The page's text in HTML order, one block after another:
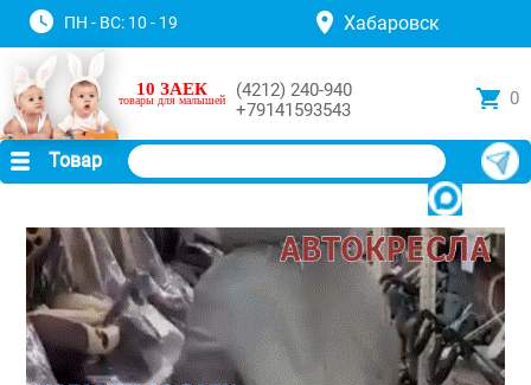
ПН - ВС: 10 - 19 Хабаровск
10 ЗАЕК
товары для малышей
(4212) 240-940
+79141593543
0
Товар